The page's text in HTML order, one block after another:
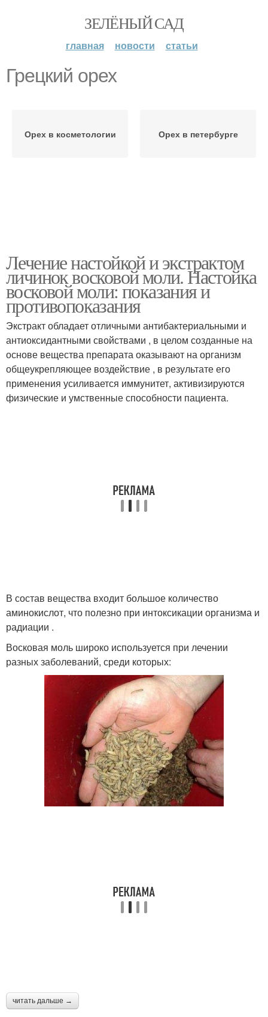
ЗЕЛЁНЫЙ САД
главная новости статьи
Грецкий орех
Орех в косметологии Орех в петербурге
Лечение настойкой и экстрактом
личинок восковой моли. Настойка
восковой моли: показания и
противопоказания
Экстракт обладает отличными антибактериальными и
антиоксидантными свойствами , в целом созданные на
основе вещества препарата оказывают на организм
общеукрепляющее воздействие , в результате его
применения усиливается иммунитет, активизируются
физические и умственные способности пациента.
В состав вещества входит большое количество
аминокислот, что полезно при интоксикации организма и
радиации .
Восковая моль широко используется при лечении
разных заболеваний, среди которых:
читать дальше →